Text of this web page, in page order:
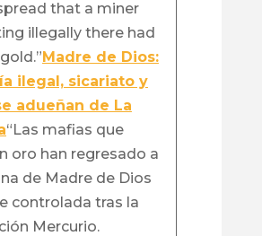
that a miner
illegally there had
Madre de Dios:
ilegal, sicariato y
adueñan de La
“Las mafias que
oro han regresado a
de Madre de Dios
controlada tras la
Mercurio.